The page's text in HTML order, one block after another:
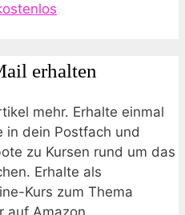
erhalten
mehr. Erhalte einmal
in dein Postfach und
zu Kursen rund um das
Erhalte als
Kurs zum Thema
auf Amazon